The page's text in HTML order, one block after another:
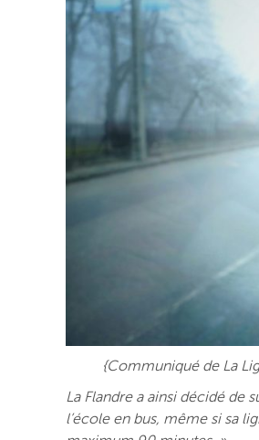
{Communiqué de La
La Flandre a ainsi décidé de
l’école en bus, même si sa